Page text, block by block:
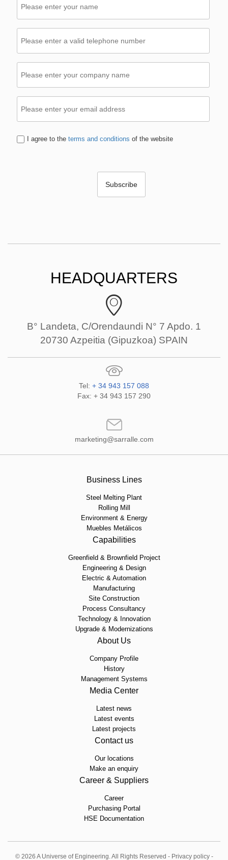
I agree to the terms and conditions of the website
HEADQUARTERS
B° Landeta, C/Orendaundi N° 7 Apdo. 1
20730 Azpeitia (Gipuzkoa) SPAIN
Tel: + 34 943 157 088
Fax: + 34 943 157 290
marketing@sarralle.com
Business Lines
Steel Melting Plant
Rolling Mill
Environment & Energy
Muebles Metálicos
Capabilities
Greenfield & Brownfield Project
Engineering & Design
Electric & Automation
Manufacturing
Site Construction
Process Consultancy
Technology & Innovation
Upgrade & Modernizations
About Us
Company Profile
History
Management Systems
Media Center
Latest news
Latest events
Latest projects
Contact us
Our locations
Make an enquiry
Career & Suppliers
Career
Purchasing Portal
HSE Documentation
© 2026 A Universe of Engineering. All Rights Reserved - Privacy policy-